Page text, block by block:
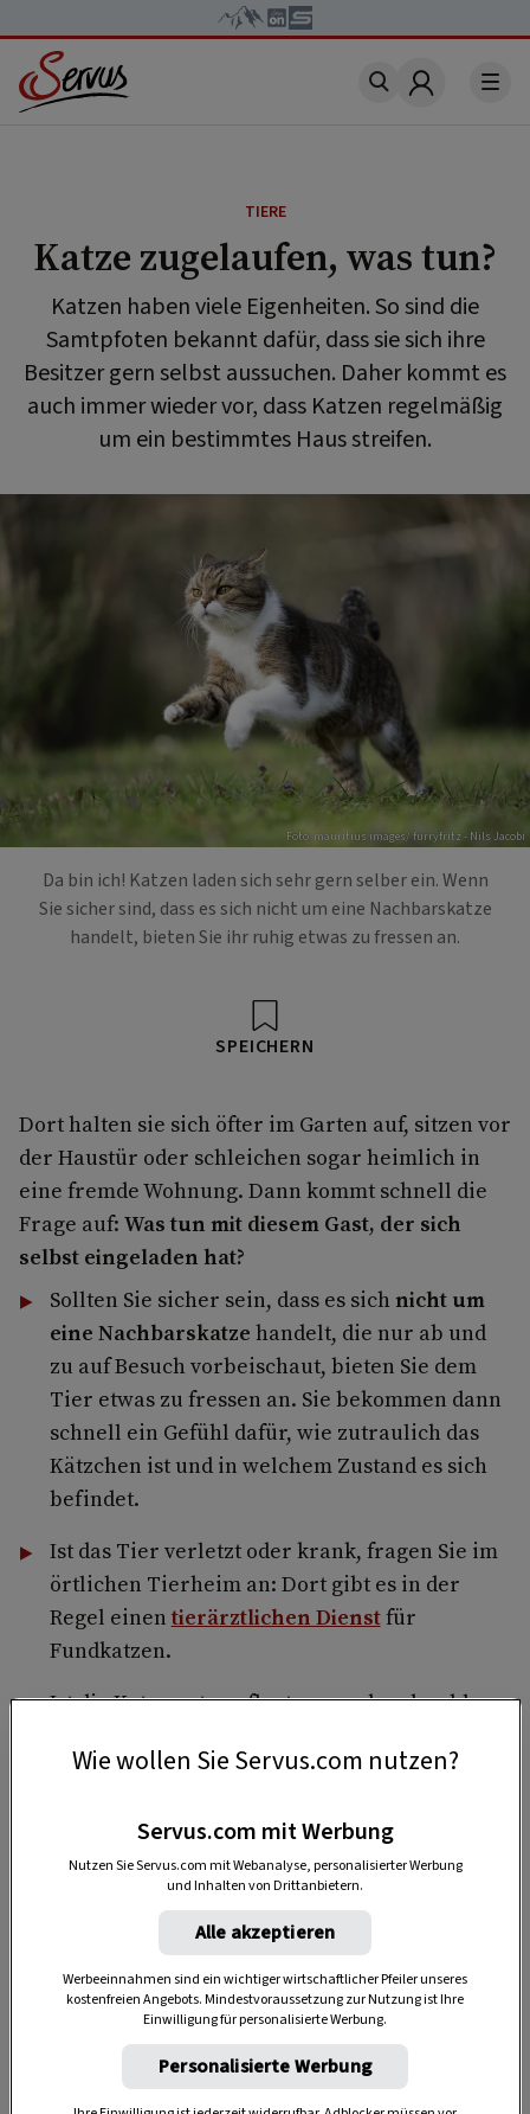
Account
TIERE
Katze zugelaufen, was tun?
Katzen haben viele Eigenheiten. So sind die
Samtpfoten bekannt dafür, dass sie sich ihre
Besitzer gern selbst aussuchen. Daher kommt es
auch immer wieder vor, dass Katzen regelmäßig
um ein bestimmtes Haus streifen.
Foto: mauritius images/ furryfritz - Nils Jacobi
Da bin ich! Katzen laden sich sehr gern selber ein. Wenn
Sie sicher sind, dass es sich nicht um eine Nachbarskatze
handelt, bieten Sie ihr ruhig etwas zu fressen an.
SPEICHERN
Dort halten sie sich öfter im Garten auf, sitzen vor
der Haustür oder schleichen sogar heimlich in
eine fremde Wohnung. Dann kommt schnell die
Frage auf: Was tun mit diesem Gast, der sich
selbst eingeladen hat?
Sollten Sie sicher sein, dass es sich nicht um
eine Nachbarskatze handelt, die nur ab und
zu auf Besuch vorbeischaut, bieten Sie dem
Tier etwas zu fressen an. Sie bekommen dann
schnell ein Gefühl dafür, wie zutraulich das
Kätzchen ist und in wel­chem Zustand es sich
befindet.
Ist das Tier verletzt oder krank, fragen Sie im
örtlichen Tierheim an: Dort gibt es in der
Regel einentierärztlichen Dienstfür
Fundkatzen.
Ist die Katze gut gepflegt, gesund und wohl­
reagieren. Man kann das Tier problemlos
es sich wirklich dauerhaft in der Umgebung
niederlässt.
Wie wollen Sie Servus.com nutzen?
Servus.com mit Werbung
Nutzen Sie Servus.com mit Webanalyse, personalisierter Werbung
und Inhalten von Drittanbietern.
Alle akzeptieren
Werbeeinnahmen sind ein wichtiger wirtschaftlicher Pfeiler unseres
kostenfreien Angebots. Mindestvoraussetzung zur Nutzung ist Ihre
Einwilligung für personalisierte Werbung.
Personalisierte Werbung